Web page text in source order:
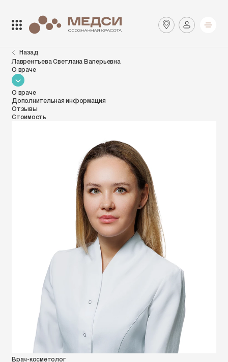
Клиники
Закрыть поиск
Найти
Назад
Лаврентьева Светлана Валерьевна
О враче
О враче
Дополнительная информация
Отзывы
Стоимость
Врач-косметолог